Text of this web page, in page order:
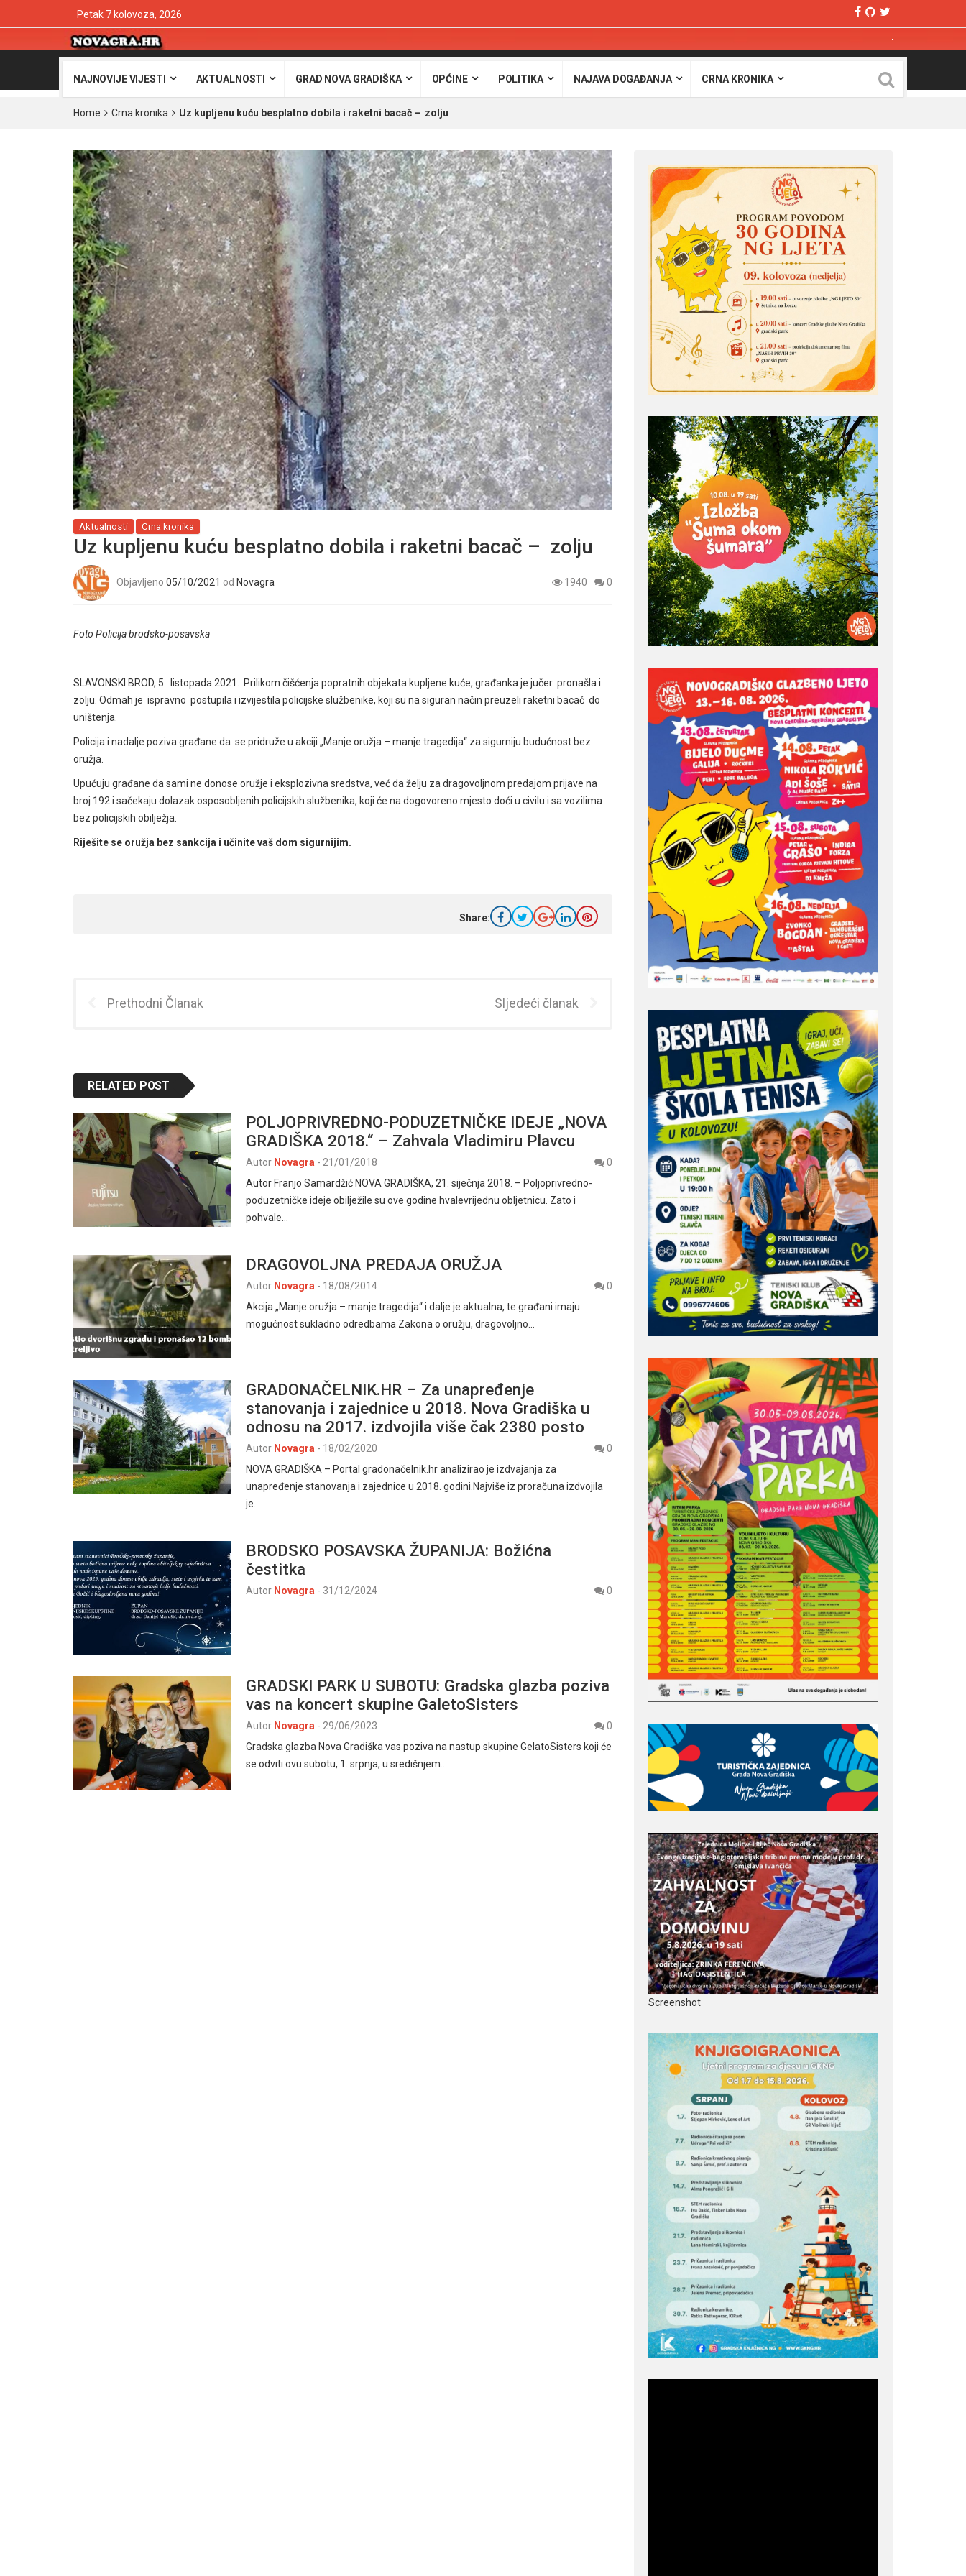
Petak 7 kolovoza, 2026
NAJNOVIJE VIJESTI AKTUALNOSTI GRAD NOVA GRADIŠKA OPĆINE POLITIKA NAJAVA DOGAĐANJA CRNA KRONIKA
Home Crna kronika Uz kupljenu kuću besplatno dobila i raketni bacač – zolju
Aktualnosti Crna kronika
Uz kupljenu kuću besplatno dobila i raketni bacač – zolju
Objavljeno 05/10/2021 od Novagra 1940 0
Foto Policija brodsko-posavska
SLAVONSKI BROD, 5. listopada 2021. Prilikom čišćenja popratnih objekata kupljene kuće, građanka je jučer pronašla i
zolju. Odmah je ispravno postupila i izvijestila policijske službenike, koji su na siguran način preuzeli raketni bacač do
uništenja.
Policija i nadalje poziva građane da se pridruže u akciji „Manje oružja – manje tragedija“ za sigurniju budućnost bez
oružja.
Upućuju građane da sami ne donose oružje i eksplozivna sredstva, već da želju za dragovoljnom predajom prijave na
broj 192 i sačekaju dolazak osposobljenih policijskih službenika, koji će na dogovoreno mjesto doći u civilu i sa vozilima
bez policijskih obilježja.
Riješite se oružja bez sankcija i učinite vaš dom sigurnijim.
Share:
Prethodni Članak Sljedeći članak
RELATED POST
POLJOPRIVREDNO-PODUZETNIČKE IDEJE „NOVA
GRADIŠKA 2018.“ – Zahvala Vladimiru Plavcu
Autor Novagra - 21/01/2018
0
Autor Franjo Samardžić NOVA GRADIŠKA, 21. siječnja 2018. – Poljoprivredno-
poduzetničke ideje obilježile su ove godine hvalevrijednu obljetnicu. Zato i
pohvale…
DRAGOVOLJNA PREDAJA ORUŽJA
Autor Novagra - 18/08/2014
0
Akcija „Manje oružja – manje tragedija“ i dalje je aktualna, te građani imaju
mogućnost sukladno odredbama Zakona o oružju, dragovoljno…
GRADONAČELNIK.HR – Za unapređenje
stanovanja i zajednice u 2018. Nova Gradiška u
odnosu na 2017. izdvojila više čak 2380 posto
Autor Novagra - 18/02/2020
0
NOVA GRADIŠKA – Portal gradonačelnik.hr analizirao je izdvajanja za
unapređenje stanovanja i zajednice u 2018. godini.Najviše iz proračuna izdvojila
je…
BRODSKO POSAVSKA ŽUPANIJA: Božićna
čestitka
Autor Novagra - 31/12/2024 0
GRADSKI PARK U SUBOTU: Gradska glazba poziva
vas na koncert skupine GaletoSisters
Autor Novagra - 29/06/2023
0
Gradska glazba Nova Gradiška vas poziva na nastup skupine GelatoSisters koji će
se odviti ovu subotu, 1. srpnja, u središnjem…
Screenshot